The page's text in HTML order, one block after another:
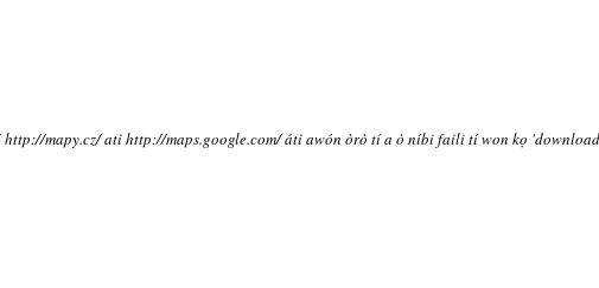
mapy.cz/ ati http://maps.google.com/ áti awón òrò tí a ò níbi faili tí won kọ